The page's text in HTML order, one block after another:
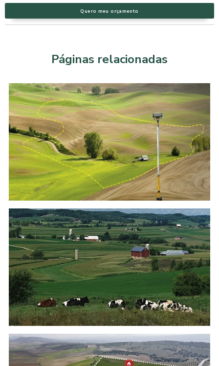
Quero meu orçamento
Páginas relacionadas